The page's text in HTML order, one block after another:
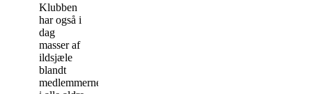
Klubben
har også i
dag
masser af
ildsjæle
blandt
medlemmerne